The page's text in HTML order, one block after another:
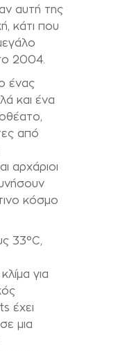
αυτή της
κάτι που
2004.
ένας
και ένα
από
αρχάριοι
κόσμο
33°C,
για
έχει
μια